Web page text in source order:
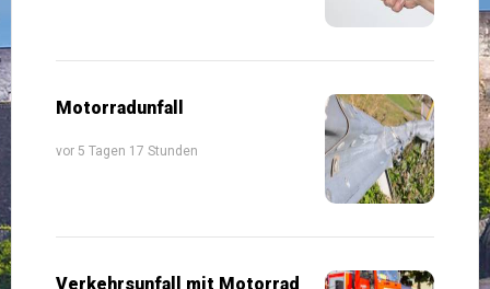
Motorradunfall
vor 5 Tagen 17 Stunden
Verkehrsunfall mit Motorrad